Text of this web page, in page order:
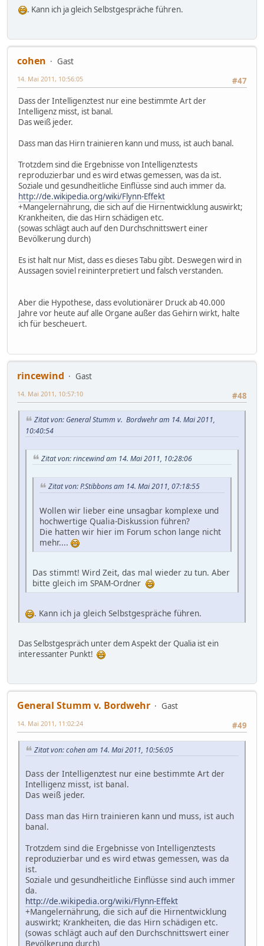
. Kann ich ja gleich Selbstgespräche führen.
cohen
Gast
#47
14. Mai 2011, 10:56:05
Dass der Intelligenztest nur eine bestimmte Art der
Intelligenz misst, ist banal.
Das weiß jeder.
Dass man das Hirn trainieren kann und muss, ist auch banal.
Trotzdem sind die Ergebnisse von Intelligenztests
reproduzierbar und es wird etwas gemessen, was da ist.
Soziale und gesundheitliche Einflüsse sind auch immer da.
http://de.wikipedia.org/wiki/Flynn-Effekt
+Mangelernährung, die sich auf die Hirnentwicklung auswirkt;
Krankheiten, die das Hirn schädigen etc.
(sowas schlägt auch auf den Durchschnittswert einer
Bevölkerung durch)
Es ist halt nur Mist, dass es dieses Tabu gibt. Deswegen wird in
Aussagen soviel reininterpretiert und falsch verstanden.
Aber die Hypothese, dass evolutionärer Druck ab 40.000
Jahre vor heute auf alle Organe außer das Gehirn wirkt, halte
ich für bescheuert.
rincewind
Gast
#48
14. Mai 2011, 10:57:10
Zitat von: General Stumm v. Bordwehr am 14. Mai 2011,
10:40:54
Zitat von: rincewind am 14. Mai 2011, 10:28:06
Zitat von: P.Stibbons am 14. Mai 2011, 07:18:55
Wollen wir lieber eine unsagbar komplexe und
hochwertige Qualia-Diskussion führen?
Die hatten wir hier im Forum schon lange nicht
mehr....
Das stimmt! Wird Zeit, das mal wieder zu tun. Aber
bitte gleich im SPAM-Ordner
. Kann ich ja gleich Selbstgespräche führen.
Das Selbstgespräch unter dem Aspekt der Qualia ist ein
interessanter Punkt!
General Stumm v. Bordwehr
Gast
#49
14. Mai 2011, 11:02:24
Zitat von: cohen am 14. Mai 2011, 10:56:05
Dass der Intelligenztest nur eine bestimmte Art der
Intelligenz misst, ist banal.
Das weiß jeder.
Dass man das Hirn trainieren kann und muss, ist auch
banal.
Trotzdem sind die Ergebnisse von Intelligenztests
reproduzierbar und es wird etwas gemessen, was da
ist.
Soziale und gesundheitliche Einflüsse sind auch immer
da.
http://de.wikipedia.org/wiki/Flynn-Effekt
+Mangelernährung, die sich auf die Hirnentwicklung
auswirkt; Krankheiten, die das Hirn schädigen etc.
(sowas schlägt auch auf den Durchschnittswert einer
Bevölkerung durch)